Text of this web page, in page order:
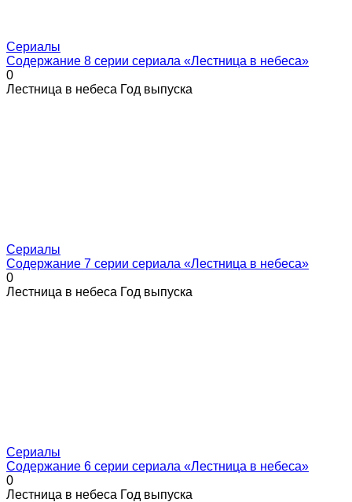
Сериалы
Содержание 8 серии сериала «Лестница в небеса»
0
Лестница в небеса Год выпуска
Сериалы
Содержание 7 серии сериала «Лестница в небеса»
0
Лестница в небеса Год выпуска
Сериалы
Содержание 6 серии сериала «Лестница в небеса»
0
Лестница в небеса Год выпуска